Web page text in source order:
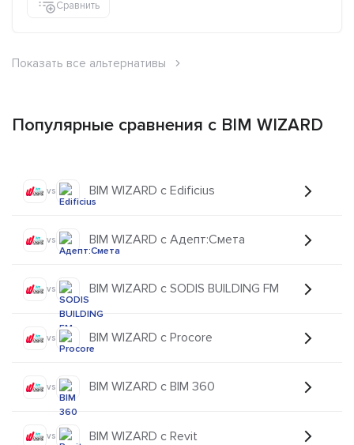
Сравнить
Показать все альтернативы
Популярные сравнения с BIM WIZARD
vs BIM WIZARD с Edificius
vs BIM WIZARD с Адепт:Смета
vs BIM WIZARD с SODIS BUILDING FM
vs BIM WIZARD с Procore
vs BIM WIZARD с BIM 360
vs BIM WIZARD с Revit